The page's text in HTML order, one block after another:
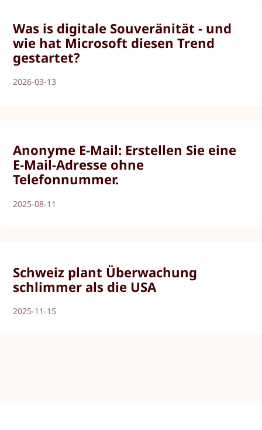
Was is digitale Souveränität - und
wie hat Microsoft diesen Trend
gestartet?
2026-03-13
Anonyme E-Mail: Erstellen Sie eine
E-Mail-Adresse ohne
Telefonnummer.
2025-08-11
Schweiz plant Überwachung
schlimmer als die USA
2025-11-15